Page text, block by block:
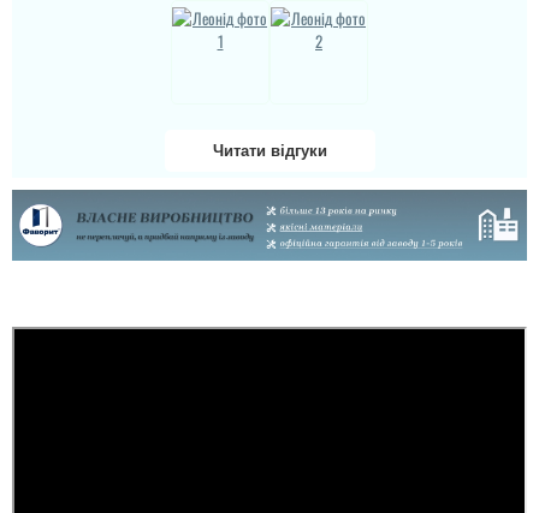
дверях і за самі двері.
Ну якість просто клас,
двері просто клас, я
приємно здивована.
Дякую...
Читати відгуки